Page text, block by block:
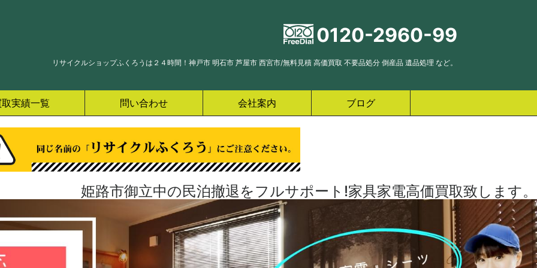
0120-2960-99
リサイクルショップふくろうは２４時間！神戸市 明石市 芦屋市 西宮市/無料見積 高価買取 不要品処分 倒産品 遺品処理 など。
実績一覧 問い合わせ 会社案内 ブログ
姫路市御立中の民泊撤退をフルサポート!家具家電高価買取致します。